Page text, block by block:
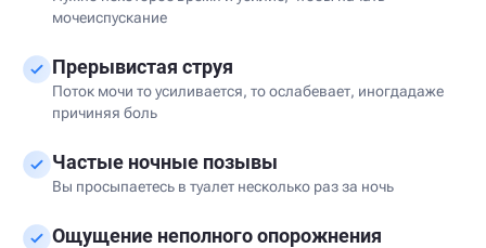
мочеиспускание
Прерывистая струя
Поток мочи то усиливается, то ослабевает, иногдадаже
причиняя боль
Частые ночные позывы
Вы просыпаетесь в туалет несколько раз за ночь
Ощущение неполного опорожнения